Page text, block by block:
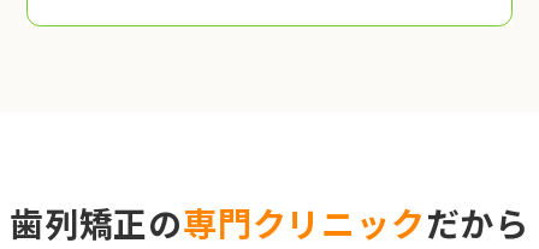
歯列矯正の専門クリニックだから